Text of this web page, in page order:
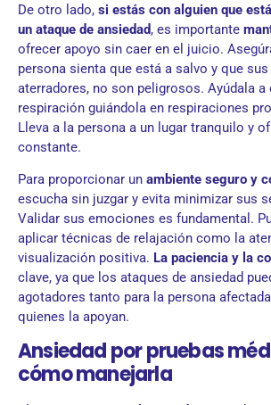
De otro lado, si estás con alguien que
un ataque de ansiedad, es importante
ofrecer apoyo sin caer en el juicio.
persona sienta que está a salvo y que
aterradores, no son peligrosos. Ayúdala
respiración guiándola en respiraciones
Lleva a la persona a un lugar tranquilo y
constante.
Para proporcionar un ambiente seguro y
escucha sin juzgar y evita minimizar sus
Validar sus emociones es fundamental.
aplicar técnicas de relajación como la
visualización positiva. La paciencia y la
clave, ya que los ataques de ansiedad
agotadores tanto para la persona
quienes la apoyan.
Ansiedad por pruebas
cómo manejarla